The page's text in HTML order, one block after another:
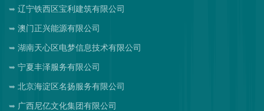
辽宁铁西区宝利建筑有限公司
澳门正兴能源有限公司
湖南天心区电梦信息技术有限公司
宁夏丰泽服务有限公司
北京海淀区名扬服务有限公司
广西尼亿文化集团有限公司